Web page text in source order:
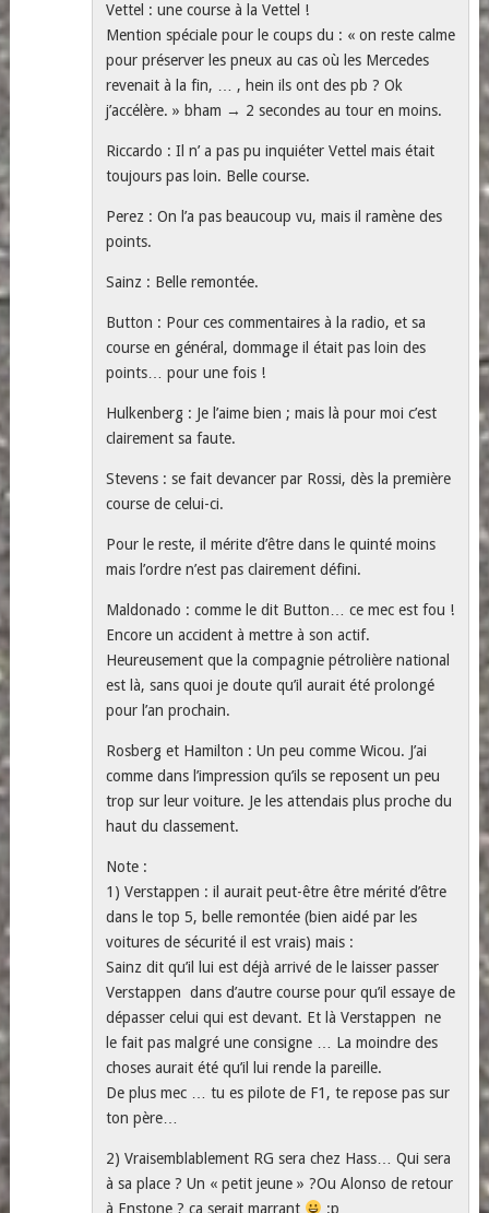
Vettel : une course à la Vettel !
Mention spéciale pour le coups du : « on reste calme
pour préserver les pneux au cas où les Mercedes
revenait à la fin, … , hein ils ont des pb ? Ok
j’accélère. » bham → 2 secondes au tour en moins.
Riccardo : Il n’ a pas pu inquiéter Vettel mais était
toujours pas loin. Belle course.
Perez : On l’a pas beaucoup vu, mais il ramène des
points.
Sainz : Belle remontée.
Button : Pour ces commentaires à la radio, et sa
course en général, dommage il était pas loin des
points… pour une fois !
Hulkenberg : Je l’aime bien ; mais là pour moi c’est
clairement sa faute.
Stevens : se fait devancer par Rossi, dès la première
course de celui-ci.
Pour le reste, il mérite d’être dans le quinté moins
mais l’ordre n’est pas clairement défini.
Maldonado : comme le dit Button… ce mec est fou !
Encore un accident à mettre à son actif.
Heureusement que la compagnie pétrolière national
est là, sans quoi je doute qu’il aurait été prolongé
pour l’an prochain.
Rosberg et Hamilton : Un peu comme Wicou. J’ai
comme dans l’impression qu’ils se reposent un peu
trop sur leur voiture. Je les attendais plus proche du
haut du classement.
Note :
1) Verstappen : il aurait peut-être être mérité d’être
dans le top 5, belle remontée (bien aidé par les
voitures de sécurité il est vrais) mais :
Sainz dit qu’il lui est déjà arrivé de le laisser passer
Verstappen dans d’autre course pour qu’il essaye de
dépasser celui qui est devant. Et là Verstappen ne
le fait pas malgré une consigne … La moindre des
choses aurait été qu’il lui rende la pareille.
De plus mec … tu es pilote de F1, te repose pas sur
ton père…
2) Vraisemblablement RG sera chez Hass… Qui sera
à sa place ? Un « petit jeune » ?Ou Alonso de retour
à Enstone ? ca serait marrant
:p